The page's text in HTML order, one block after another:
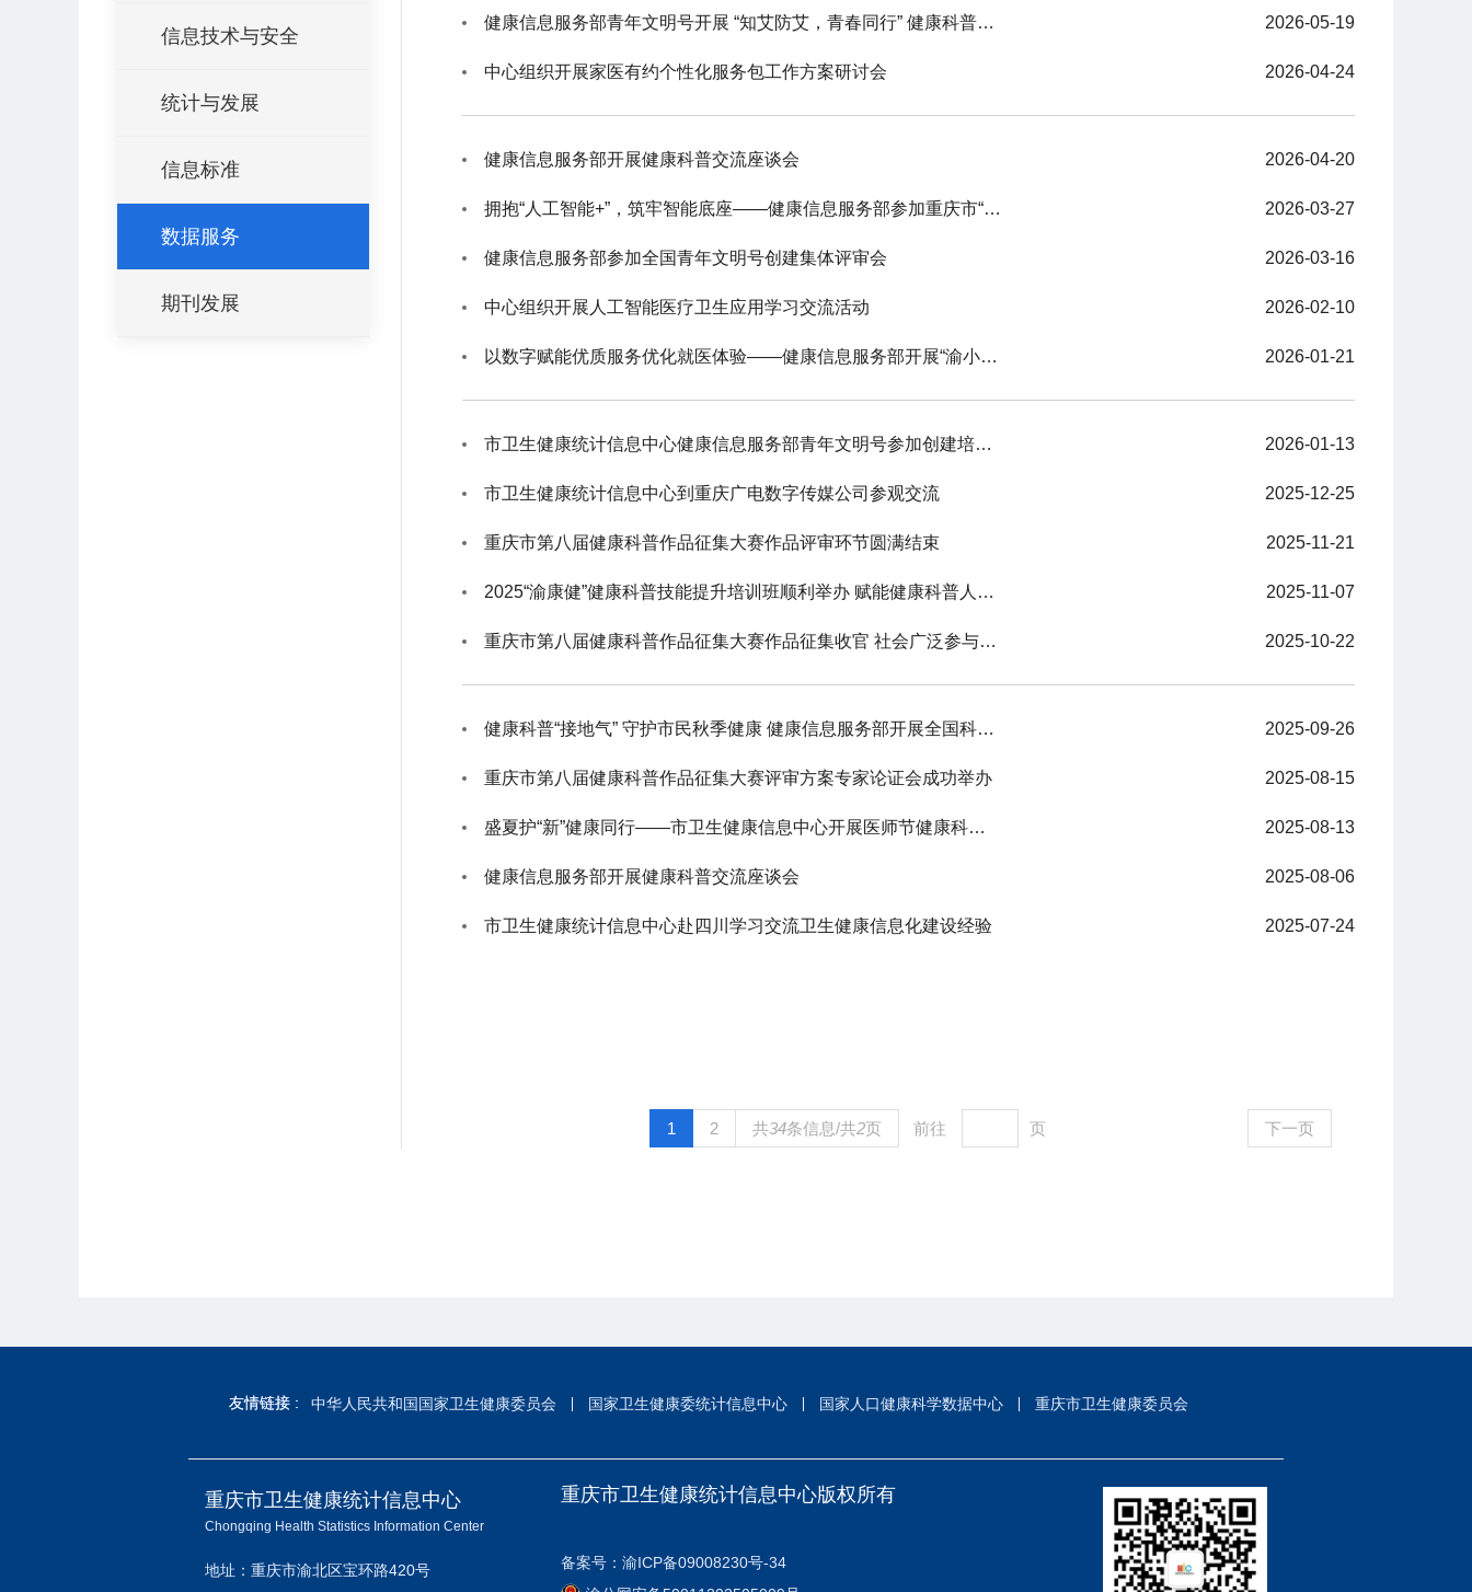
信息技术与安全
统计与发展
信息标准
数据服务
期刊发展
健康信息服务部青年文明号开展 “知艾防艾，青春同行” 健康科普进校园志愿服务活动 2026-05-19
中心组织开展家医有约个性化服务包工作方案研讨会 2026-04-24
健康信息服务部开展健康科普交流座谈会 2026-04-20
拥抱“人工智能+”，筑牢智能底座——健康信息服务部参加重庆市“人工智能+”培训会 2026-03-27
健康信息服务部参加全国青年文明号创建集体评审会 2026-03-16
中心组织开展人工智能医疗卫生应用学习交流活动 2026-02-10
以数字赋能优质服务优化就医体验——健康信息服务部开展“渝小健”服务培训 2026-01-21
市卫生健康统计信息中心健康信息服务部青年文明号参加创建培训活动 2026-01-13
市卫生健康统计信息中心到重庆广电数字传媒公司参观交流 2025-12-25
重庆市第八届健康科普作品征集大赛作品评审环节圆满结束 2025-11-21
2025“渝康健”健康科普技能提升培训班顺利举办 赋能健康科普人才成长 2025-11-07
重庆市第八届健康科普作品征集大赛作品征集收官 社会广泛参与彰显影响力 2025-10-22
健康科普“接地气” 守护市民秋季健康 健康信息服务部开展全国科普月宣传活动 2025-09-26
重庆市第八届健康科普作品征集大赛评审方案专家论证会成功举办 2025-08-15
盛夏护“新”健康同行——市卫生健康信息中心开展医师节健康科普暨青年文明号进社区志愿服务活动 2025-08-13
健康信息服务部开展健康科普交流座谈会 2025-08-06
市卫生健康统计信息中心赴四川学习交流卫生健康信息化建设经验 2025-07-24
1 2 下一页
共34条信息/共2页 前往 页
友情链接 :
友情链接 : 中华人民共和国国家卫生健康委员会 国家卫生健康委统计信息中心 国家人口健康科学数据中心 重庆市卫生健康委员会
重庆市卫生健康统计信息中心
Chongqing Health Statistics Information Center
地址：重庆市渝北区宝环路420号
重庆市卫生健康统计信息中心版权所有
备案号： 渝ICP备09008230号-34